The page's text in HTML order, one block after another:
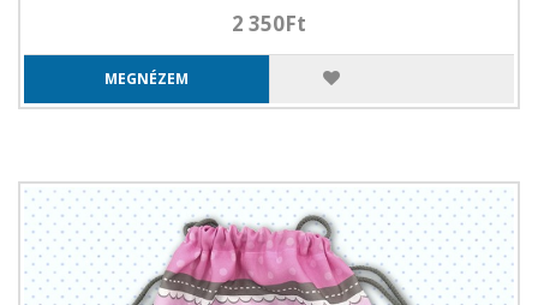
2 350Ft
MEGNÉZEM